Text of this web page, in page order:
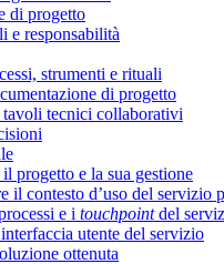
di progetto
e responsabilità
strumenti e rituali
di progetto
tecnici collaborativi
progetto e la sua gestione
il contesto d’uso del servizio
e i touchpointdel
utente del servizio
ottenuta